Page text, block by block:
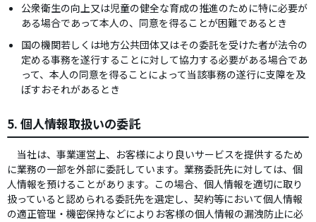
公衆衛生の向上又は児童の健全な育成の推進のために特に必要が
ある場合であって本人の、同意を得ることが困難であるとき
国の機関若しくは地方公共団体又はその委託を受けた者が法令の
定める事務を遂行することに対して協力する必要がある場合であ
って、本人の同意を得ることによって当該事務の遂行に支障を及
ぼすおそれがあるとき
5. 個人情報取扱いの委託
当社は、事業運営上、お客様により良いサービスを提供するため
に業務の一部を外部に委託しています。業務委託先に対しては、個
人情報を預けることがあります。この場合、個人情報を適切に取り
扱っていると認められる委託先を選定し、契約等において個人情報
の適正管理・機密保持などによりお客様の個人情報の漏洩防止に必